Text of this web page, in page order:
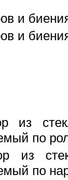
и
и
из
по
из
по